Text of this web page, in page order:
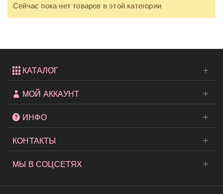
Сейчас пока нет товаров в этой категории
КАТАЛОГ
МОЙ АККАУНТ
ИНФО
КОНТАКТЫ
МЫ В СОЦСЕТЯХ